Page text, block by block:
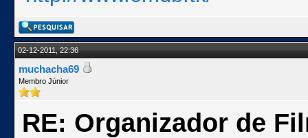
02-12-2011, 22:36
muchacha69
Membro Júnior
RE: Organizador de